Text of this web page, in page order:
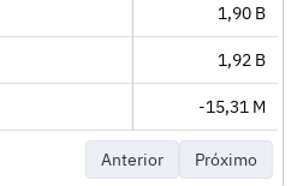
1,90 B
1,92 B
-15,31 M
Anterior Próximo